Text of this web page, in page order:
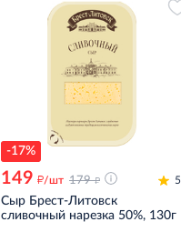
-17%
149 д/шт 179 д 5
Сыр Брест-Литовск
сливочный нарезка 50%, 130г